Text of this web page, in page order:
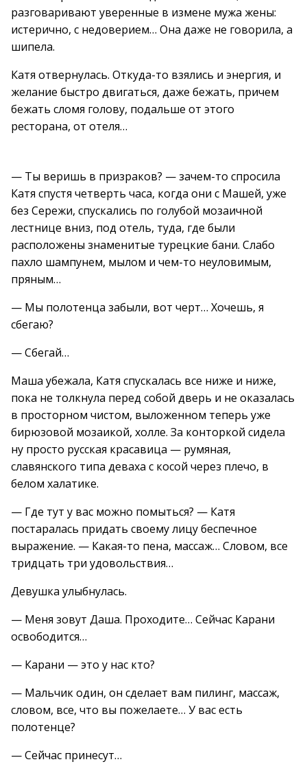
разговаривают уверенные в измене мужа жены:
истерично, с недоверием… Она даже не говорила, а
шипела.
Катя отвернулась. Откуда-то взялись и энергия, и
желание быстро двигаться, даже бежать, причем
бежать сломя голову, подальше от этого
ресторана, от отеля…
— Ты веришь в призраков? — зачем-то спросила
Катя спустя четверть часа, когда они с Машей, уже
без Сережи, спускались по голубой мозаичной
лестнице вниз, под отель, туда, где были
расположены знаменитые турецкие бани. Слабо
пахло шампунем, мылом и чем-то неуловимым,
пряным…
— Мы полотенца забыли, вот черт… Хочешь, я
сбегаю?
— Сбегай…
Маша убежала, Катя спускалась все ниже и ниже,
пока не толкнула перед собой дверь и не оказалась
в просторном чистом, выложенном теперь уже
бирюзовой мозаикой, холле. За конторкой сидела
ну просто русская красавица — румяная,
славянского типа деваха с косой через плечо, в
белом халатике.
— Где тут у вас можно помыться? — Катя
постаралась придать своему лицу беспечное
выражение. — Какая-то пена, массаж… Словом, все
тридцать три удовольствия…
Девушка улыбнулась.
— Меня зовут Даша. Проходите… Сейчас Карани
освободится…
— Карани — это у нас кто?
— Мальчик один, он сделает вам пилинг, массаж,
словом, все, что вы пожелаете… У вас есть
полотенце?
— Сейчас принесут…